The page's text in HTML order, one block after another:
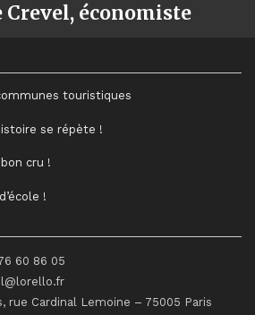
économiste
touristiques
se répète !
cru !
!
60 86 05
rue Cardinal Lemoine – 75005 Paris